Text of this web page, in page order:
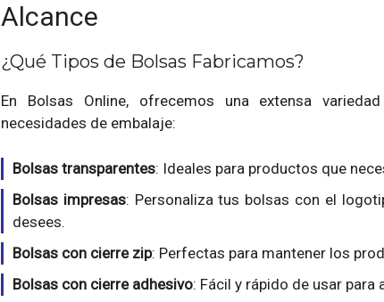
Alcance
¿Qué Tipos de Bolsas Fabricamos?
En Bolsas Online, ofrecemos una extensa
necesidades de embalaje:
Bolsas transparentes: Ideales para productos que
Bolsas impresas: Personaliza tus bolsas con el
desees.
Bolsas con cierre zip: Perfectas para mantener los
Bolsas con cierre adhesivo: Fácil y rápido de usar para